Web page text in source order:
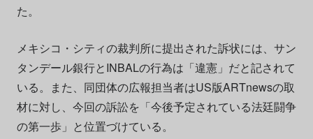
た。
メキシコ・シティの裁判所に提出された訴状には、サン
タンデール銀行とINBALの行為は「違憲」だと記されて
いる。また、同団体の広報担当者はUS版ARTnewsの取
材に対し、今回の訴訟を「今後予定されている法廷闘争
の第一歩」と位置づけている。